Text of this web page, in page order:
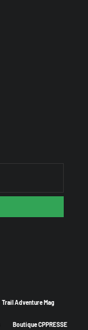
Trail Adventure Mag
Boutique CPPRESSE